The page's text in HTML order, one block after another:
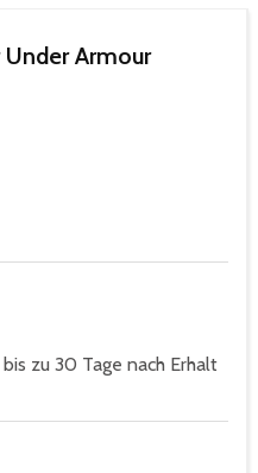
Armour
zu 30 Tage nach Erhalt